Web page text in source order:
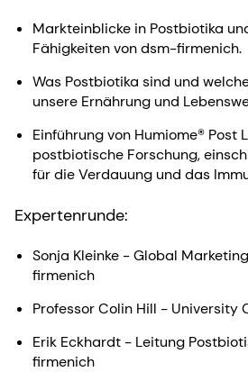
Markteinblicke in Postbiotika
Fähigkeiten von dsm-firmenich.
Was Postbiotika sind und
unsere Ernährung und
Einführung von Humiome® Post
postbiotische Forschung,
für die Verdauung und das
Expertenrunde:
Sonja Kleinke - Global
firmenich
Professor Colin Hill - University
Erik Eckhardt - Leitung
firmenich